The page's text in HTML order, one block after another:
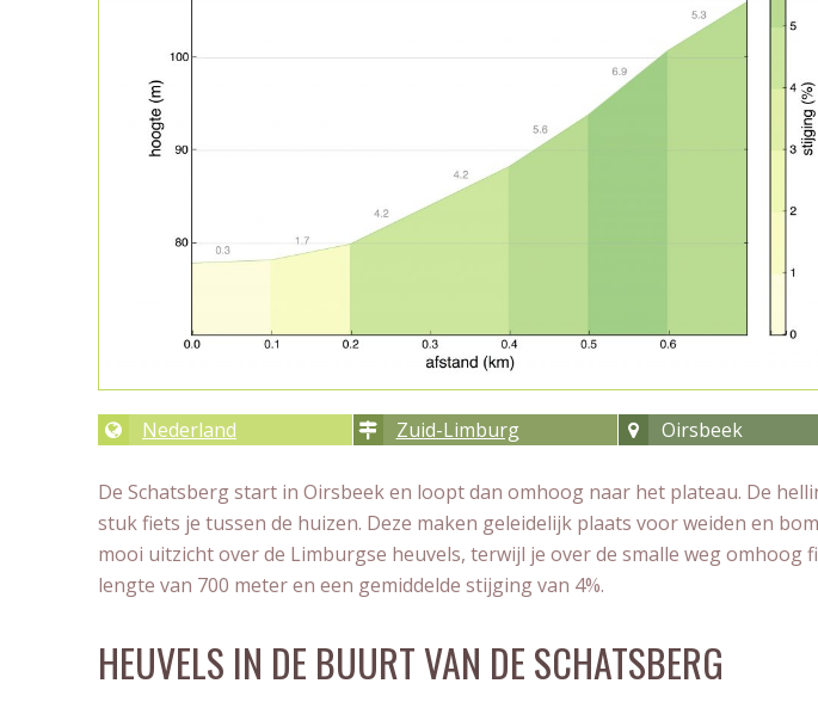
Nederland Zuid-Limburg Oirsbeek
De Schatsberg start in Oirsbeek en loopt dan omhoog naar het plateau. De
stuk fiets je tussen de huizen. Deze maken geleidelijk plaats voor weiden en
mooi uitzicht over de Limburgse heuvels, terwijl je over de smalle weg omhoog
lengte van 700 meter en een gemiddelde stijging van 4%.
HEUVELS IN DE BUURT VAN DE SCHATSBERG